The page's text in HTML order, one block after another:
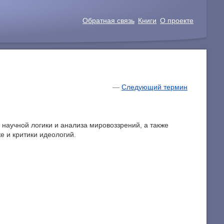
Обратная связь Книги О проекте
—Следующий термин
логики и анализа мировоззрений, а также
критики идеологий.